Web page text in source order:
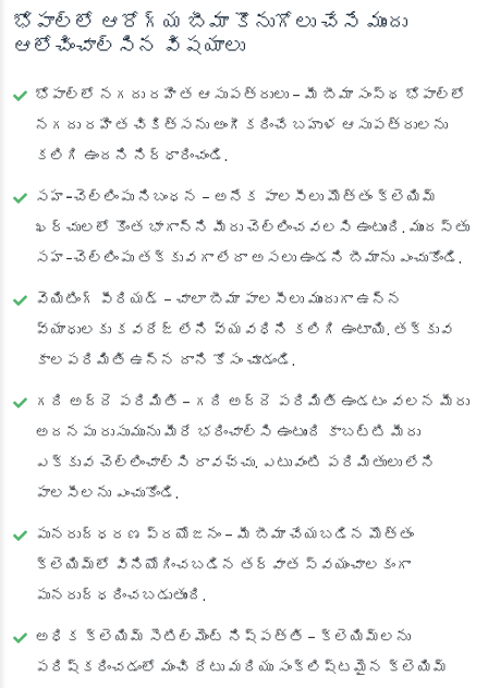
భోపాల్‌లో ఆరోగ్య బీమా కొనుగోలు చేసే ముందు
ఆలోచించాల్సిన విషయాలు
భోపాల్‌లో నగదు రహిత ఆసుపత్రులు – మీ బీమా సంస్థ భోపాల్‌లో
నగదు రహిత చికిత్సను అంగీకరించే బహుళ ఆసుపత్రులను
కలిగి ఉందని నిర్ధారించండి.
సహ-చెల్లింపు నిబంధన – అనేక పాలసీలు మొత్తం క్లెయిమ్
ఖర్చులలో కొంత భాగాన్ని మీరు చెల్లించవలసి ఉంటుంది. ముందస్తు
సహ-చెల్లింపు తక్కువగా లేదా అసలు ఉండని బీమాను ఎంచుకోండి.
వెయిటింగ్ పీరియడ్ – చాలా బీమా పాలసీలు ముందుగా ఉన్న
వ్యాధులకు కవరేజ్ లేని వ్యవధిని కలిగి ఉంటాయి. తక్కువ
కాలపరిమితి ఉన్న దాని కోసం చూడండి.
గది అద్దె పరిమితి – గది అద్దె పరిమితి ఉండటం వలన మీరు
అదనపు రుసుమును మీరే భరించాల్సి ఉంటుంది కాబట్టి మీరు
ఎక్కువ చెల్లించాల్సి రావచ్చు. ఎటువంటి పరిమితులు లేని
పాలసీలను ఎంచుకోండి.
పునరుద్ధరణ ప్రయోజనం – మీ బీమా చేయబడిన మొత్తం
క్లెయిమ్‌లో వినియోగించబడిన తర్వాత స్వయంచాలకంగా
పునరుద్ధరించబడుతుంది.
అధిక క్లెయిమ్ సెటిల్మెంట్ నిష్పత్తి – క్లెయిమ్‌లను
పరిష్కరించడంలో మంచి రేటు మరియు సంక్లిష్టమైన క్లెయిమ్